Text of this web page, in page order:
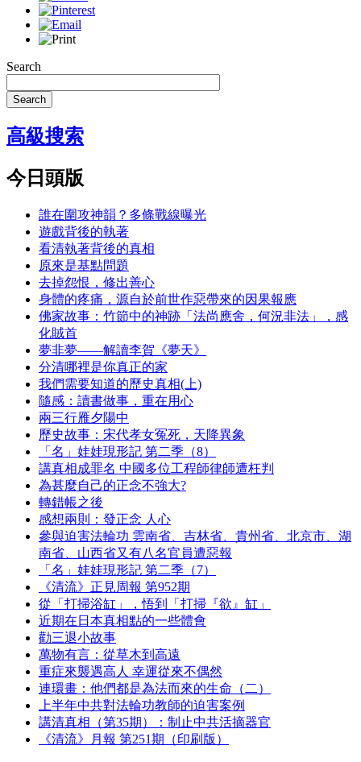
Search
Search
高級搜索
今日頭版
誰在圍攻神韻？多條戰線曝光
遊戲背後的執著
看清執著背後的真相
原來是基點問題
去掉怨恨，修出善心
身體的疼痛，源自於前世作惡帶來的因果報應
佛家故事：竹節中的神跡「法尚應舍，何況非法」，感
化賊首
夢非夢——解讀李賀《夢天》
分清哪裡是你真正的家
我們需要知道的歷史真相(上)
隨感：讀書做事，重在用心
兩三行雁夕陽中
歷史故事：宋代孝女冤死，天降異象
「名」娃娃現形記 第二季（8）
講真相成罪名 中國多位工程師律師遭枉判
為甚麼自己的正念不強大?
轉錯帳之後
感想兩則：發正念 人心
參與迫害法輪功 雲南省、吉林省、貴州省、北京市、湖
南省、山西省又有八名官員遭惡報
「名」娃娃現形記 第二季（7）
《清流》正見周報 第952期
從「打掃浴缸」，悟到「打掃『欲』缸」
近期在日本真相點的一些體會
勸三退小故事
萬物有言：從草木到高遠
重症來襲遇高人 幸運從來不偶然
連環畫：他們都是為法而來的生命（二）
上半年中共對法輪功教師的迫害案例
講清真相（第35期）：制止中共活摘器官
《清流》月報 第251期（印刷版）